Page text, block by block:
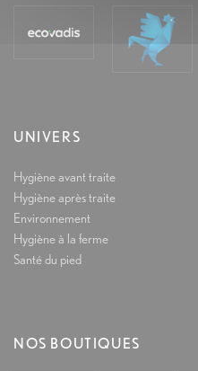
UNIVERS
Hygiène avant traite
Hygiène après traite
Environnement
Hygiène à la ferme
Santé du pied
NOS BOUTIQUES